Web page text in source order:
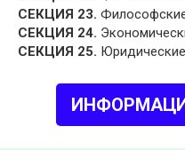
СЕКЦИЯ 23.
СЕКЦИЯ 24.
СЕКЦИЯ 25.